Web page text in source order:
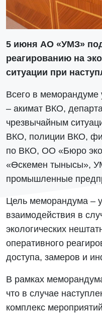
5 июня АО «УМЗ»
реагированию на
ситуации при
Всего в меморандуме
– акимат ВКО,
чрезвычайным
ВКО, полиции ВКО,
по ВКО, ОО «Бюро
«Өскемен тынысы»,
промышленные
Цель меморандума –
взаимодействия в
экологических
оперативного
доступа, замеров и
В рамках
что в случае
комплекс